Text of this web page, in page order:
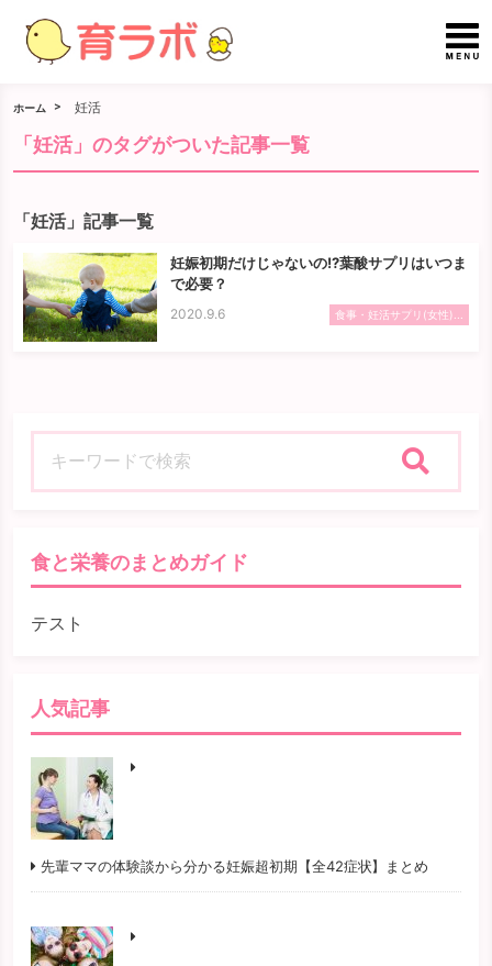
ホーム 妊活
「妊活」のタグがついた記事一覧
「妊活」記事一覧
妊娠初期だけじゃないの!?葉酸サプリはいつま
で必要？
2020.9.6 食事・妊活サプリ(女性)...
食と栄養のまとめガイド
テスト
人気記事
先輩ママの体験談から分かる妊娠超初期【全42症状】まとめ